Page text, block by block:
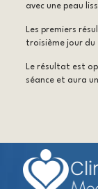
avec une peau
Les premiers
troisième jour
Le résultat est
séance et aura